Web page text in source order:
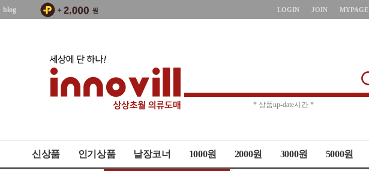
blog LOGIN JOIN MYPAGE
* 주문취소 제한 *
신상품 인기상품 낱장코너 1000원 2000원 3000원 5000원